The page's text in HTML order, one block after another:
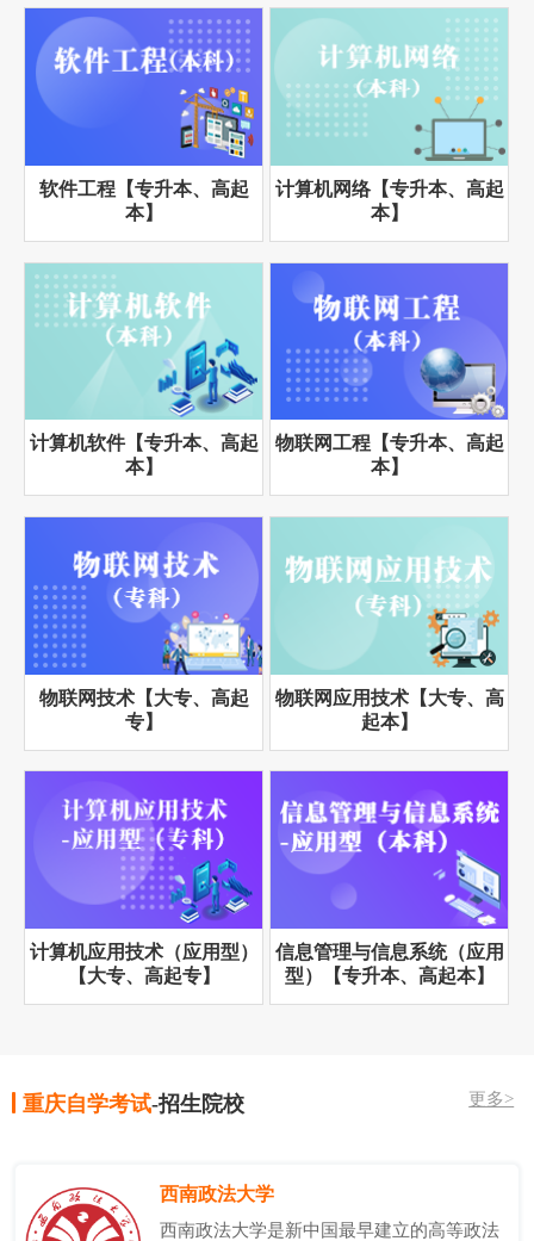
软件工程【专升本、高起
本】
计算机网络【专升本、高起
本】
计算机软件【专升本、高起
本】
物联网工程【专升本、高起
本】
物联网技术【大专、高起
专】
物联网应用技术【大专、高
起本】
计算机应用技术（应用型）
【大专、高起专】
信息管理与信息系统（应用
型）【专升本、高起本】
重庆自学考试-招生院校 更多>
西南政法大学
西南政法大学是新中国最早建立的高等政法